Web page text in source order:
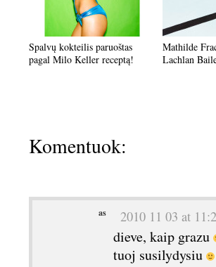
Spalvų kokteilis paruoštas
pagal Milo Keller receptą!
Mathilde
Lachlan
Komentuok:
as 2010 11 03 at
dieve, kaip grazu
tuoj susilydysiu